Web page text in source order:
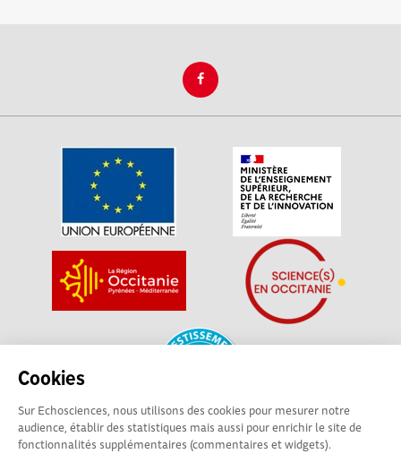
Cookies
Sur Echosciences, nous utilisons des cookies pour mesurer notre
audience, établir des statistiques mais aussi pour enrichir le site de
fonctionnalités supplémentaires (commentaires et widgets).